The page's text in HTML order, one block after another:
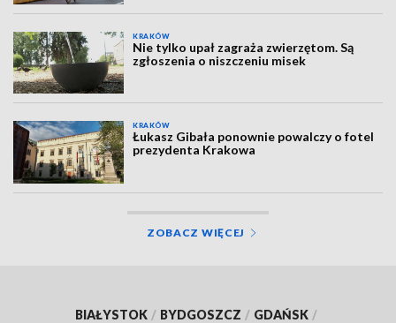
KRAKÓW
Nie tylko upał zagraża zwierzętom. Są
zgłoszenia o niszczeniu misek
KRAKÓW
Łukasz Gibała ponownie powalczy o fotel
prezydenta Krakowa
ZOBACZ WIĘCEJ
BIAŁYSTOK / BYDGOSZCZ / GDAŃSK /